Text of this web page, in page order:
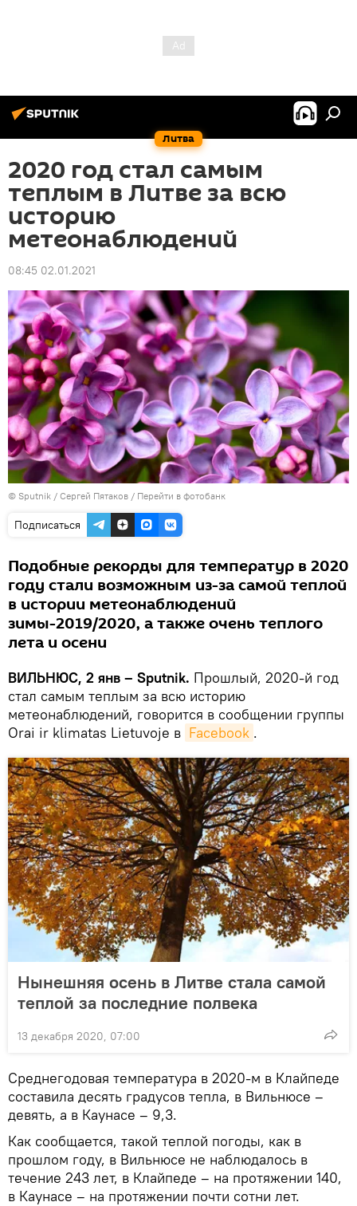
Литва
2020 год стал самым
теплым в Литве за всю
историю
метеонаблюдений
08:45 02.01.2021
© Sputnik / Сергей Пятаков / Перейти в фотобанк
Подписаться
Подобные рекорды для температур в 2020
году стали возможным из-за самой теплой
в истории метеонаблюдений
зимы-2019/2020, а также очень теплого
лета и осени
ВИЛЬНЮС, 2 янв – Sputnik. Прошлый, 2020-й год
стал самым теплым за всю историю
метеонаблюдений, говорится в сообщении группы
Orai ir klimatas Lietuvoje в Facebook .
Нынешняя осень в Литве стала самой
теплой за последние полвека
13 декабря 2020, 07:00
Среднегодовая температура в 2020-м в Клайпеде
составила десять градусов тепла, в Вильнюсе –
девять, а в Каунасе – 9,3.
Как сообщается, такой теплой погоды, как в
прошлом году, в Вильнюсе не наблюдалось в
течение 243 лет, в Клайпеде – на протяжении 140,
в Каунасе – на протяжении почти сотни лет.